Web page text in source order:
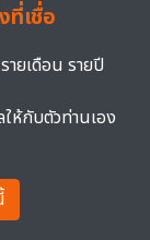
ที่เชื่อ
ายเดือน รายปี
ห้กับตัวท่านเอง